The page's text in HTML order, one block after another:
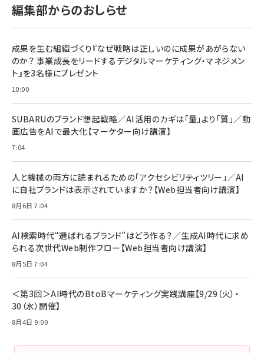
anan(アンアン)2026/06/24号 No.2500増刊
スペシャルエディション[王道エンタメの矜持／
￥1,100
anan(アンアン)2026/07/08号 No.2502[2026
￥880
ママ投資家が育休中に１億貯めた株式投資
組織の成果を最大化する ルールのデザイン
￥1,980
Amazonランキングをもっと見る
NIMASO ガラスフィルム iPhone 17 用 保護フィ
すい ガイド枠付き いPhone17 (6.3インチ) 対応
2枚セット DSP25F1698
￥1,599
￥6,980
全ワイヤレスイヤホン/アクティブノイズキャンセリ
技術基準適合】ブラック
￥5,990
ケーブル Anker絡まないケーブル 240W 結束バン
ド付き USB PD対応 シリコン素材採用 iPhone
17 / 16 / 15 / Galaxy iPad Pro MacBook
Pro/Air 各種対応 (1.8m ミッドナイトブラック)
￥1,890
Amazon eギフトカード - Amazonロゴ - クラ
￥5,000
Anker PowerLine III Flow USB-C & USB-C
Pro/Air 各種対応 (1.8m ミッドナイトブラック)
￥1,890
サッポロ 生ビール 黒ラベル 350ml 缶 24本 ビー
ル ケース買い【6/30応募〆切! 黒ラベルビヤセラー
￥4,857
編集部からのおしらせ
成果を生む組織づくり『なぜ戦略は正しいのに成果があがらない
のか？ 事業成長をリードするデジタルマーケティング・マネジメン
ト』を3名様にプレゼント
10:00
SUBARUのブランド想起戦略／AI活用のカギは「量」より「質」／動
画広告をAIで最大化【マーケター向け講演】
7:04
人と機械の両方に読まれるための「アクセシビリティツリー」／AI
に自社ブランドは表示されていますか？【Web担当者向け講演】
8月6日 7:04
AI検索時代“選ばれるブランド”はどう作る？／生成AI時代に求め
られる次世代Web制作フロー【Web担当者向け講演】
8月5日 7:04
＜第3回＞AI時代のBtoBマーケティング実践講座【9/29（火）・
30（水）開催】
8月4日 9:00